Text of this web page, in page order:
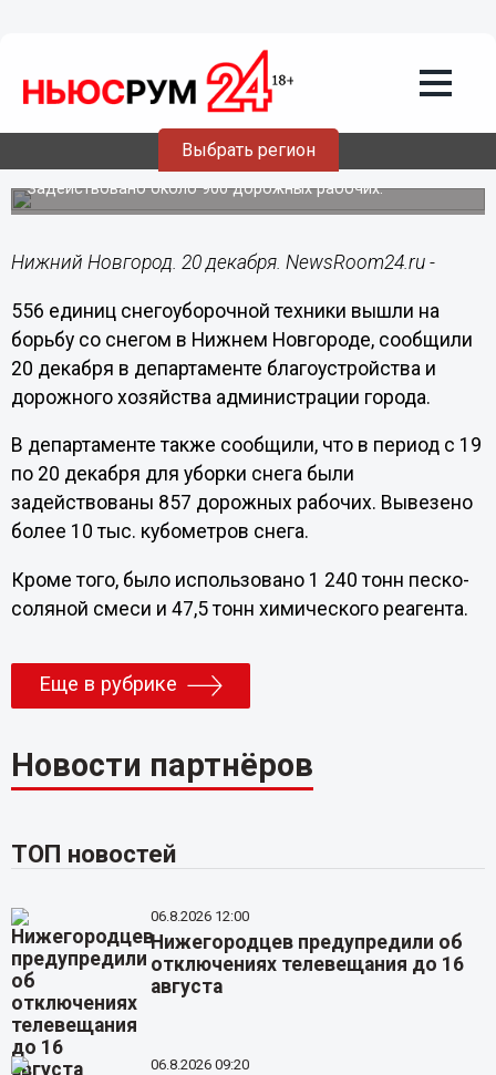
Выбрать регион
Почти 600 единиц снегоуборочной
техники вышли на борьбу со снегом в
Нижнем Новгороде
Задействовано около 900 дорожных рабочих.
Нижний Новгород. 20 декабря. NewsRoom24.ru -
556 единиц снегоуборочной техники вышли на
борьбу со снегом в Нижнем Новгороде, сообщили
20 декабря в департаменте благоустройства и
дорожного хозяйства администрации города.
В департаменте также сообщили, что в период с 19
по 20 декабря для уборки снега были
задействованы 857 дорожных рабочих. Вывезено
более 10 тыс. кубометров снега.
Кроме того, было использовано 1 240 тонн песко-
соляной смеси и 47,5 тонн химического реагента.
Еще в рубрике
Новости партнёров
ТОП новостей
06.8.2026 12:00
Нижегородцев предупредили об
отключениях телевещания до 16
августа
06.8.2026 09:20